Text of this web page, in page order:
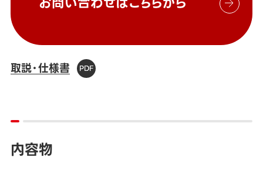
取説・仕様書
内容物